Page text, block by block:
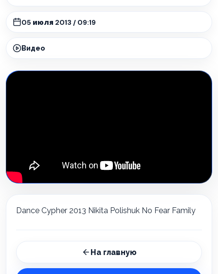
05 июля 2013 / 09:19
Видео
Dance Cypher 2013 Nikita Polishuk No Fear Family
На главную